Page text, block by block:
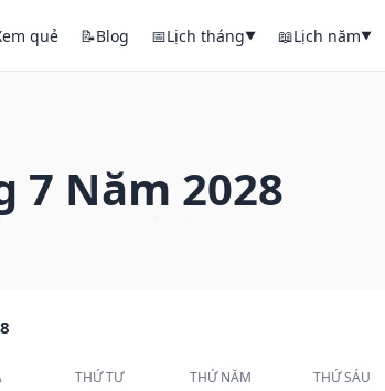
quẻ 📝Blog 📅Lịch tháng▼ 📖Lịch năm▼
7 Năm 2028
THỨ TƯ THỨ NĂM THỨ SÁU